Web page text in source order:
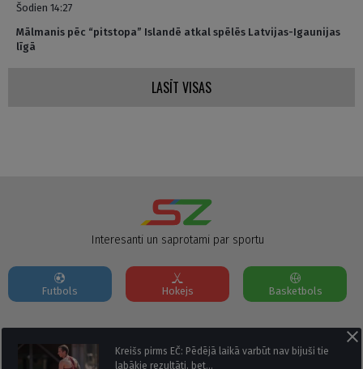
Šodien 14:27
Mālmanis pēc “pitstopa” Islandē atkal spēlēs Latvijas-Igaunijas
līgā
LASĪT VISAS
Kreišs pirms EČ: Pēdējā laikā varbūt nav bijuši tie
labākie rezultāti, bet…
Interesanti un saprotami par sportu
Futbols Hokejs Basketbols
Par mums Reklāmas Parametri Kontakti